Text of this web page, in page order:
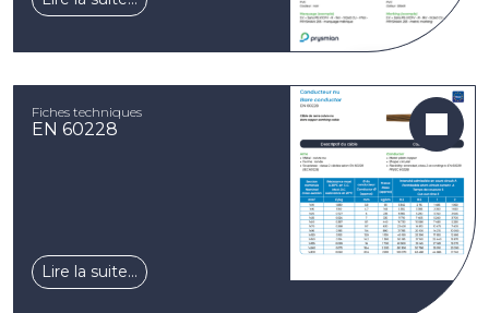
Fiches techniques
EN 60228
Lire la suite…